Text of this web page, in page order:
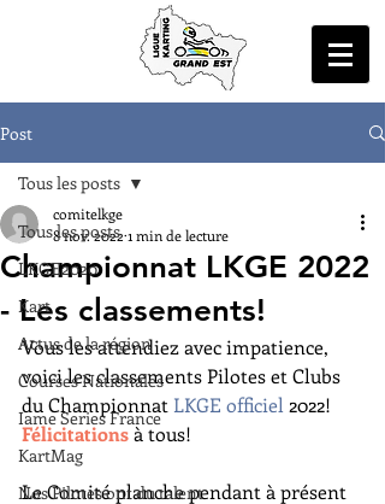
Post
Tous les posts
LKGE2020
Kart
Actus de la région
Courses Nationales
Iame Series France
KartMag
Nos Pilotes ont du talent
Tous les posts
Championnat LKGE 2022
- Les classements!
comitelkge
8 nov. 2022 1 min de lecture
Vous les attendiez avec impatience,
voici les classements Pilotes et Clubs
du Championnat LKGE officiel 2022!
Félicitations à tous!
Le Comité planche pendant à présent